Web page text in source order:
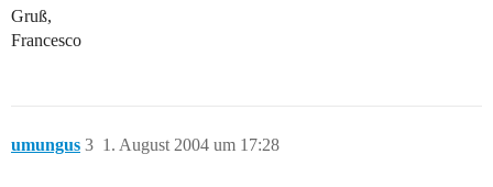
Gruß,
Francesco
umungus 1. August 2004 um 17:28
3